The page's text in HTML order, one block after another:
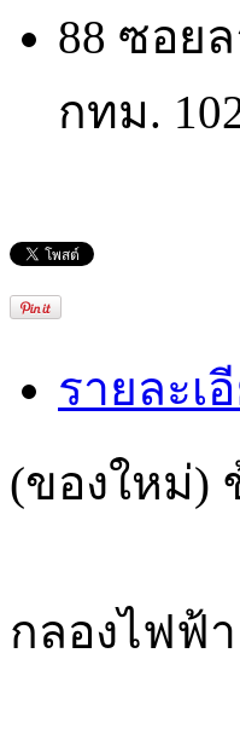
88 ซอย
กทม.
รายละเ
(ของใหม่)
กลองไฟฟ้